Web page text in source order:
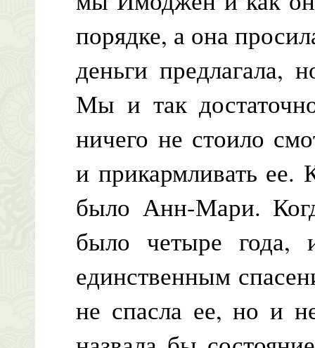
порядке, а она
деньги предлагала,
Мы и так
ничего не стоило
и прикармливать ее.
было Анн-Мари.
было четыре года,
единственным
не спасла ее, но и